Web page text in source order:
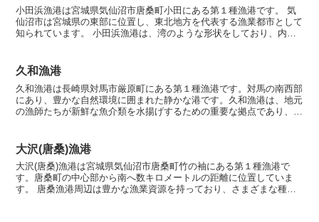
小田浜漁港は宮城県気仙沼市唐桑町小田にある第１種漁港です。 気
仙沼市は宮城県の東部に位置し、東北地方を代表する漁業都市として
知られています。 小田浜漁港は、湾のような形状をしており、内側
久和漁港
久和漁港は長崎県対馬市厳原町にある第１種漁港です。対馬の南西部
にあり、豊かな自然環境に囲まれた静かな港です。久和漁港は、地元
の漁師たちが新鮮な魚介類を水揚げするための重要な拠点であり、地
大沢(唐桑)漁港
大沢(唐桑)漁港は宮城県気仙沼市唐桑町竹の袖にある第１種漁港で
す。唐桑町の中心部から南へ数キロメートルの距離に位置していま
す。 唐桑漁港周辺は豊かな漁業資源を持っており、さまざまな種類